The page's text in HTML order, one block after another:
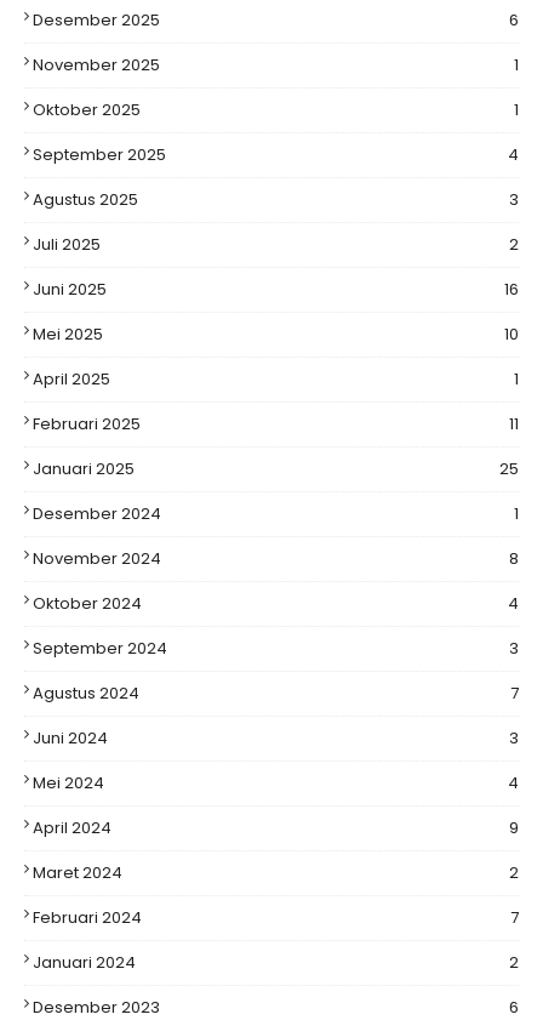
Desember 2025
6
November 2025
1
Oktober 2025
1
September 2025
4
Agustus 2025
3
Juli 2025
2
Juni 2025
16
Mei 2025
10
April 2025
1
Februari 2025
11
Januari 2025
25
Desember 2024
1
November 2024
8
Oktober 2024
4
September 2024
3
Agustus 2024
7
Juni 2024
3
Mei 2024
4
April 2024
9
Maret 2024
2
Februari 2024
7
Januari 2024
2
Desember 2023
6